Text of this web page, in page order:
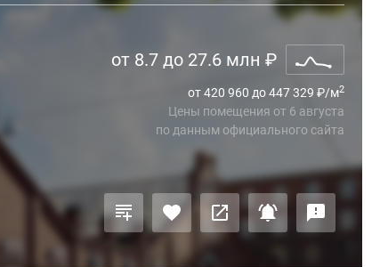
от 8.7 до 27.6 млн ₽
от 420 960 до 447 329 ₽/м2
Цены помещения от 6 августа
по данным официального сайта